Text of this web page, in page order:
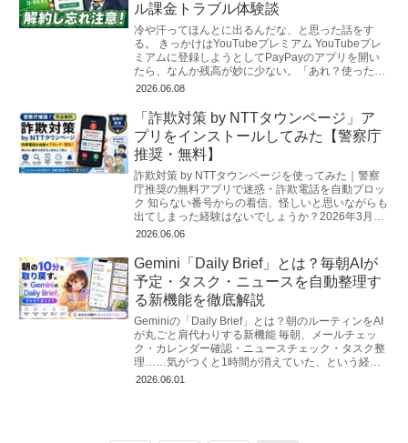
ル課金トラブル体験談
冷や汗ってほんとに出るんだな、と思った話をす
る。 きっかけはYouTubeプレミアム YouTubeプレ
ミアムに登録しようとしてPayPayのアプリを開い
たら、なんか残高が妙に少ない。「あれ？使った覚
えないけどな…」と明...
2026.06.08
「詐欺対策 by NTTタウンページ」ア
プリをインストールしてみた【警察庁
推奨・無料】
詐欺対策 by NTTタウンページを使ってみた｜警察
庁推奨の無料アプリで迷惑・詐欺電話を自動ブロッ
ク 知らない番号からの着信、怪しいと思いながらも
出てしまった経験はないでしょうか？2026年3月、
警察庁が公式に推奨する無...
2026.06.06
Gemini「Daily Brief」とは？毎朝AIが
予定・タスク・ニュースを自動整理す
る新機能を徹底解説
Geminiの「Daily Brief」とは？朝のルーティンをAI
が丸ごと肩代わりする新機能 毎朝、メールチェッ
ク・カレンダー確認・ニュースチェック・タスク整
理……気がつくと1時間が消えていた、という経験
はないだろうか。...
2026.06.01